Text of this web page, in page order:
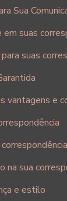
Sua
suas
suas
vantagens e
na sua
e estilo